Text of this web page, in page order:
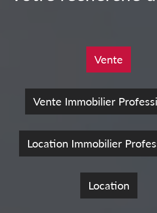
Vente
Vente Immobilier
Location Immobilier
Location